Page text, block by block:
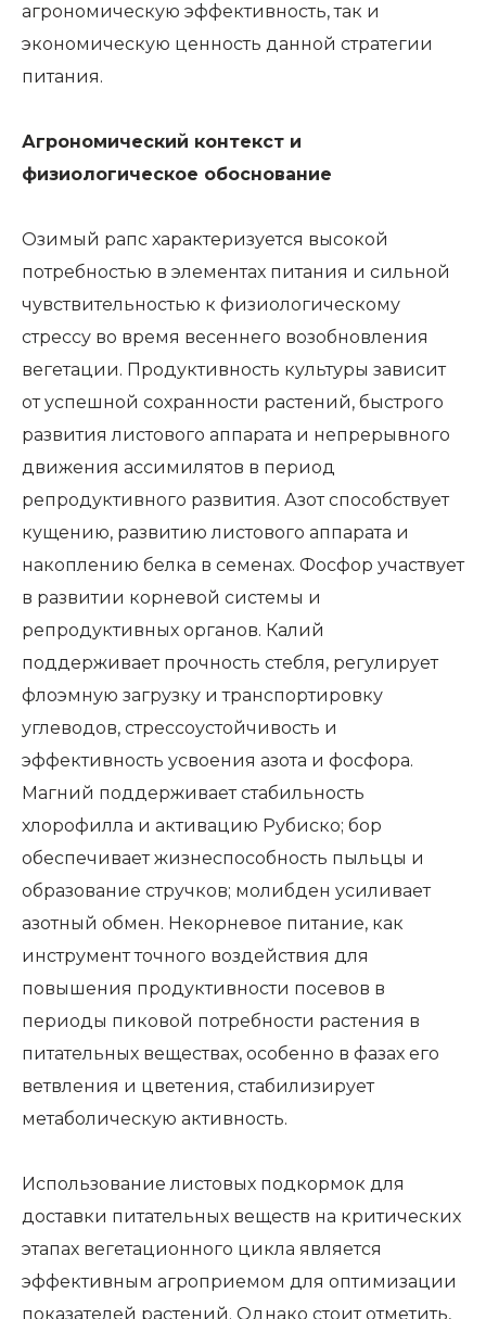
агрономическую эффективность, так и
экономическую ценность данной стратегии
питания.
Агрономический контекст и
физиологическое обоснование
Озимый рапс характеризуется высокой
потребностью в элементах питания и сильной
чувствительностью к физиологическому
стрессу во время весеннего возобновления
вегетации. Продуктивность культуры зависит
от успешной сохранности растений, быстрого
развития листового аппарата и непрерывного
движения ассимилятов в период
репродуктивного развития. Азот способствует
кущению, развитию листового аппарата и
накоплению белка в семенах. Фосфор участвует
в развитии корневой системы и
репродуктивных органов. Калий
поддерживает прочность стебля, регулирует
флоэмную загрузку и транспортировку
углеводов, стрессоустойчивость и
эффективность усвоения азота и фосфора.
Магний поддерживает стабильность
хлорофилла и активацию Рубиско; бор
обеспечивает жизнеспособность пыльцы и
образование стручков; молибден усиливает
азотный обмен. Некорневое питание, как
инструмент точного воздействия для
повышения продуктивности посевов в
периоды пиковой потребности растения в
питательных веществах, особенно в фазах его
ветвления и цветения, стабилизирует
метаболическую активность.
Использование листовых подкормок для
доставки питательных веществ на критических
этапах вегетационного цикла является
эффективным агроприемом для оптимизации
показателей растений. Однако стоит отметить,